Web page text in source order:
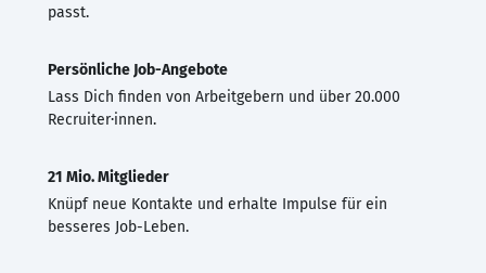
passt.
Persönliche Job-Angebote
Lass Dich finden von Arbeitgebern und über 20.000
Recruiter·innen.
21 Mio. Mitglieder
Knüpf neue Kontakte und erhalte Impulse für ein
besseres Job-Leben.